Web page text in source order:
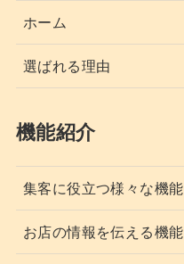
ホーム
選ばれる理由
機能紹介
集客に役立つ様々な機能
お店の情報を伝える機能